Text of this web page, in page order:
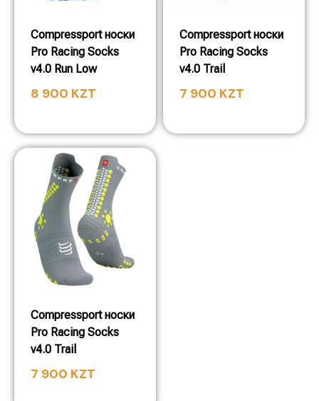
Compressport носки
Pro Racing Socks
v4.0 Run Low
8 900 KZT
Compressport носки
Pro Racing Socks
v4.0 Trail
7 900 KZT
Compressport носки
Pro Racing Socks
v4.0 Trail
7 900 KZT